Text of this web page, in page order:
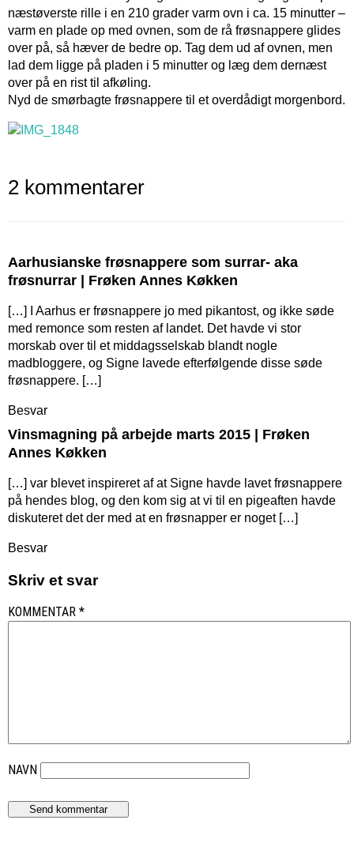
næstøverste rille i en 210 grader varm ovn i ca. 15 minutter –
varm en plade op med ovnen, som de rå frøsnappere glides
over på, så hæver de bedre op. Tag dem ud af ovnen, men
lad dem ligge på pladen i 5 minutter og læg dem dernæst
over på en rist til afkøling.
Nyd de smørbagte frøsnappere til et overdådigt morgenbord.
2 kommentarer
Aarhusianske frøsnappere som surrar- aka
frøsnurrar | Frøken Annes Køkken
[…] I Aarhus er frøsnappere jo med pikantost, og ikke søde
med remonce som resten af landet. Det havde vi stor
morskab over til et middagsselskab blandt nogle
madbloggere, og Signe lavede efterfølgende disse søde
frøsnappere. […]
Besvar
Vinsmagning på arbejde marts 2015 | Frøken
Annes Køkken
[…] var blevet inspireret af at Signe havde lavet frøsnappere
på hendes blog, og den kom sig at vi til en pigeaften havde
diskuteret det der med at en frøsnapper er noget […]
Besvar
Skriv et svar
KOMMENTAR *
NAVN